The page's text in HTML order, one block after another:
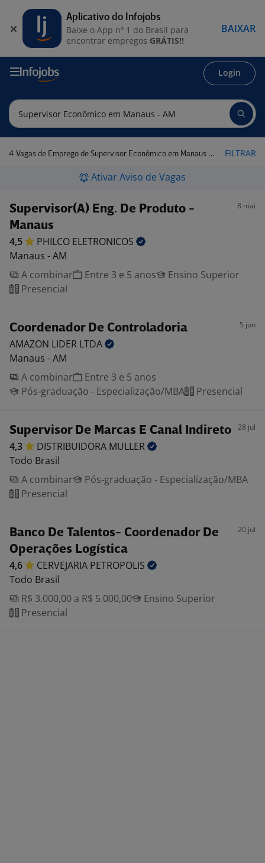
Login
4 Vagas de Emprego de Supervisor Econômico em Manaus - AM FILTRAR
Ativar Aviso de Vagas
Supervisor(A) Eng. De Produto -
Manaus
8 mai
4,5 PHILCO ELETRONICOS
Manaus - AM
A combinar
Entre 3 e 5 anos
Ensino Superior
Presencial
Coordenador De Controladoria 5 jun
AMAZON LIDER LTDA
Manaus - AM
A combinar
Entre 3 e 5 anos
Pós-graduação - Especialização/MBA
Presencial
Supervisor De Marcas E Canal Indireto 28 jul
4,3 DISTRIBUIDORA MULLER
Todo Brasil
A combinar
Pós-graduação - Especialização/MBA
Presencial
Banco De Talentos- Coordenador De
Operações Logística
20 jul
4,6 CERVEJARIA PETROPOLIS
Todo Brasil
R$ 3.000,00 a R$ 5.000,00
Ensino Superior
Presencial
Aplicativo do Infojobs
Baixe o App nº 1 do Brasil para
encontrar empregos GRÁTIS!!
BAIXAR